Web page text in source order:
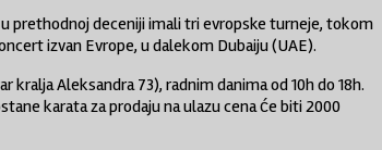
prethodnoj deceniji imali tri evropske turneje, tokom
izvan Evrope, u dalekom Dubaiju (UAE).
Aleksandra 73), radnim danima od 10h do 18h.
karata za prodaju na ulazu cena će biti 2000